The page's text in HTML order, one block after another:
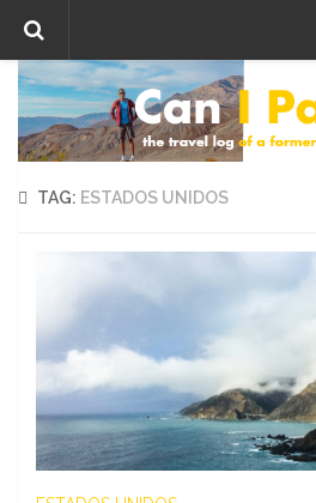
Skip to content
TAG: ESTADOS UNIDOS